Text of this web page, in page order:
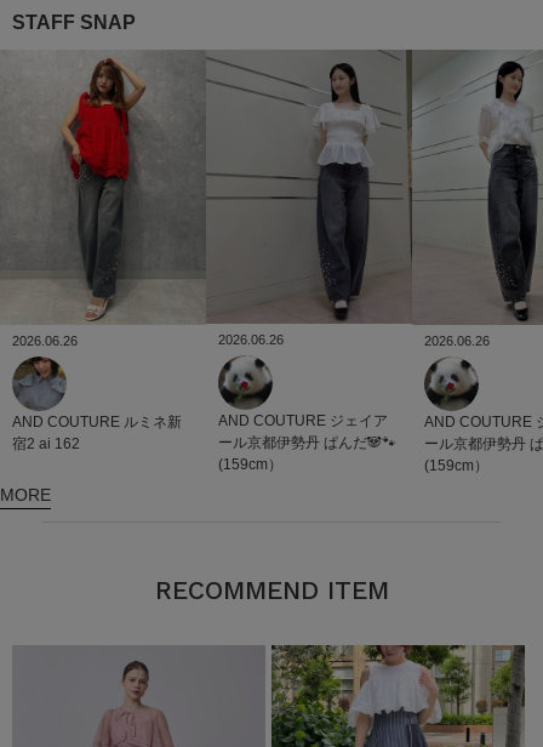
STAFF SNAP
2026.06.26
AND COUTURE ルミネ新
宿2 ai 162
2026.06.26
AND COUTURE ジェイア
ール京都伊勢丹 ぱんだ🐼🐾
(159cm）
2026.06.26
AND COUTURE
ール京都伊勢丹
(159cm）
MORE
RECOMMEND ITEM